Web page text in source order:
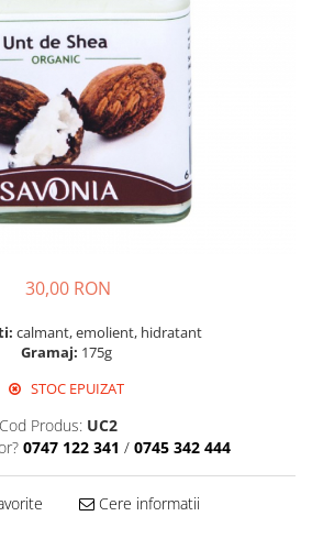
30,00 RON
calmant, emolient, hidratant
Gramaj: 175g
STOC EPUIZAT
Cod Produs: UC2
0747 122 341 / 0745 342 444
Cere informatii